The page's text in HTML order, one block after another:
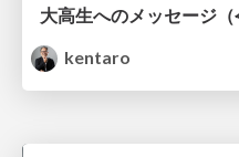
kentaro